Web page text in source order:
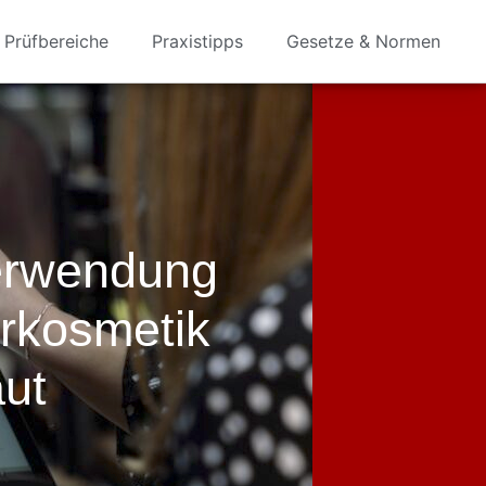
Prüfbereiche Praxistipps Gesetze & Normen